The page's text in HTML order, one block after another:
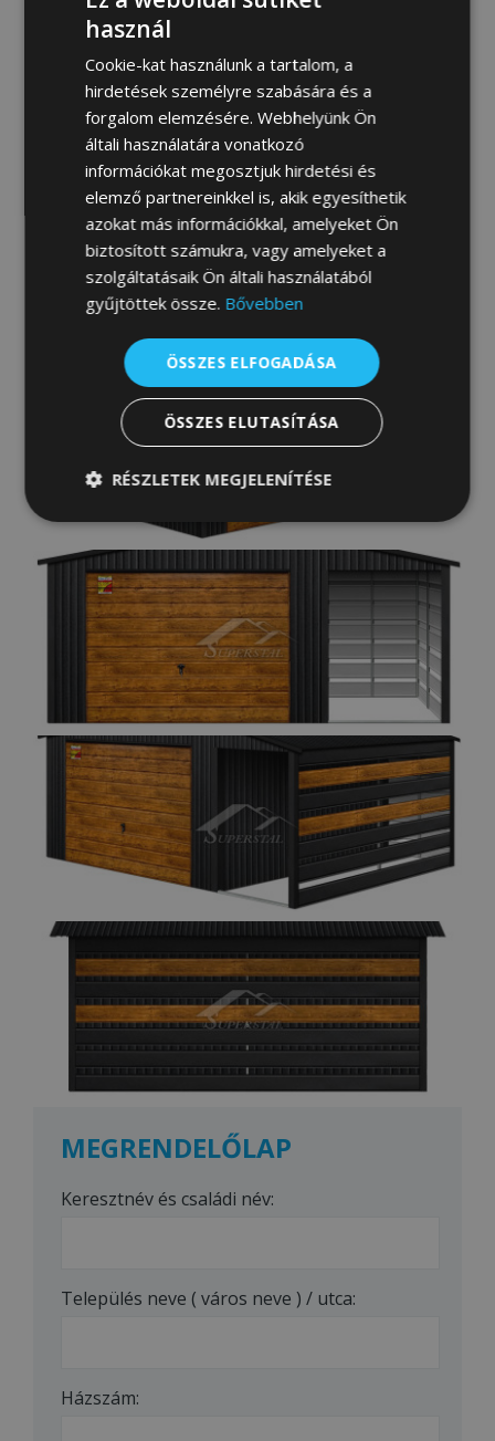
Fotógaléria:
MEGRENDELŐLAP
Keresztnév és családi név:
Település neve ( város neve ) / utca:
Házszám:
használ
Cookie-kat használunk a tartalom, a
hirdetések személyre szabására és a
forgalom elemzésére. Webhelyünk Ön
általi használatára vonatkozó
információkat megosztjuk hirdetési és
elemző partnereinkkel is, akik egyesíthetik
azokat más információkkal, amelyeket Ön
biztosított számukra, vagy amelyeket a
szolgáltatásaik Ön általi használatából
gyűjtöttek össze. Bővebben
ÖSSZES ELFOGADÁSA
ÖSSZES ELUTASÍTÁSA
RÉSZLETEK MEGJELENÍTÉSE
Elengedhetetlenül
szükséges
Teljesítmény
Célzás Funkcionalitás
Besorolatlan